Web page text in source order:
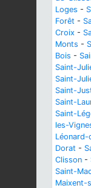
Loges -
Forêt -
Croix -
Monts -
Bois -
Saint-
Saint-
Saint-
Saint-
Saint-
les-
Léonard-
Dorat -
Clisson -
Saint-
Maixent-